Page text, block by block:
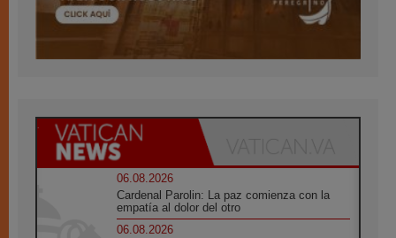
06.08.2026
Cardenal Parolin: La paz comienza con la
empatía al dolor del otro
06.08.2026